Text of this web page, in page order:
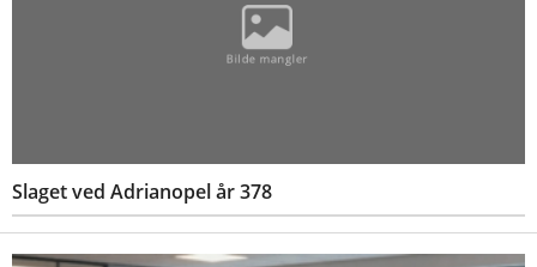
Slaget ved Adrianopel år 378